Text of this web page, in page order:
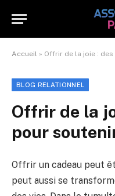
Accueil » Offrir de la joie :
BLOG RELATIONNEL
Offrir de la
pour
Offrir un cadeau peut
peut aussi se